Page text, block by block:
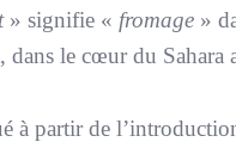
» signifie « fromage »
dans le cœur du Sahara
à partir de